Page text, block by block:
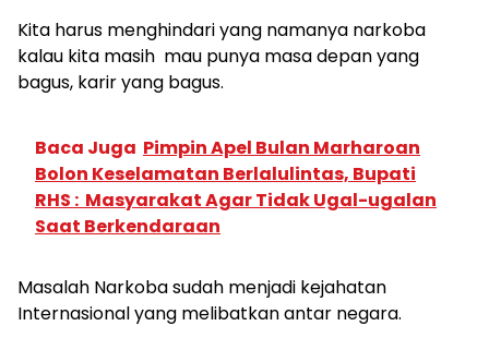
Kita harus menghindari yang namanya narkoba
kalau kita masih mau punya masa depan yang
bagus, karir yang bagus.
Baca Juga Pimpin Apel Bulan Marharoan
Bolon Keselamatan Berlalulintas, Bupati
RHS : Masyarakat Agar Tidak Ugal-ugalan
Saat Berkendaraan
Masalah Narkoba sudah menjadi kejahatan
Internasional yang melibatkan antar negara.